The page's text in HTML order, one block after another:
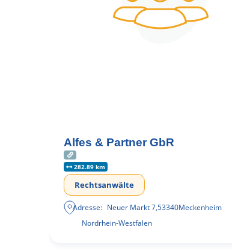
Alfes & Partner GbR
282.89 km
Rechtsanwälte
Adresse: Neuer Markt 7,53340Meckenheim
Nordrhein-Westfalen